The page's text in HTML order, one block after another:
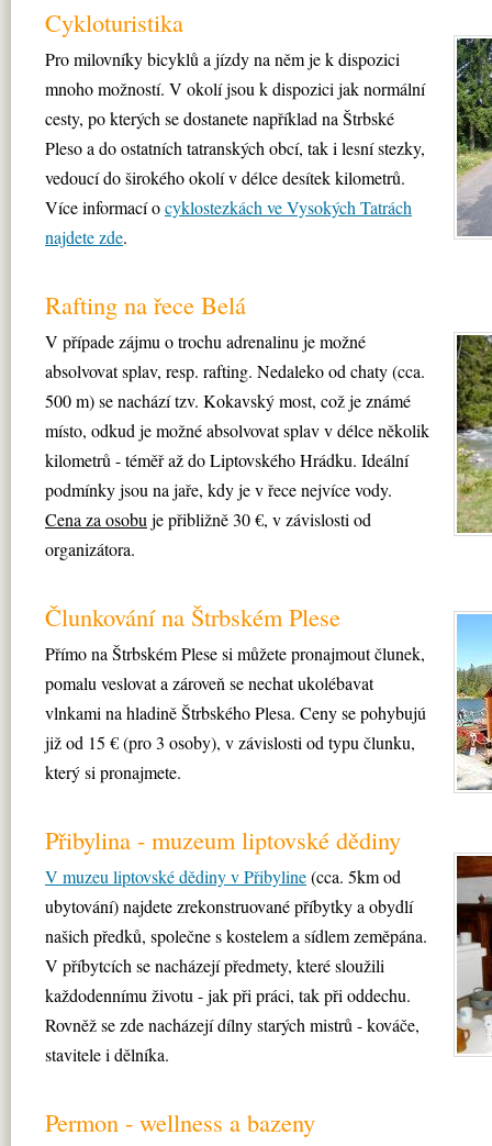
Cykloturistika
Pro milovníky bicyklů a jízdy na něm je k dispozici
mnoho možností. V okolí jsou k dispozici jak normální
cesty, po kterých se dostanete například na Štrbské
Pleso a do ostatních tatranských obcí, tak i lesní stezky,
vedoucí do širokého okolí v délce desítek kilometrů.
Více informací ocyklostezkách ve Vysokých Tatrách
najdete zde.
Rafting na řece Belá
V případe zájmu o trochu adrenalinu je možné
absolvovat splav, resp. rafting. Nedaleko od chaty (cca.
500 m) se nachází tzv. Kokavský most, což je známé
místo, odkud je možné absolvovat splav v délce několik
kilometrů - téměř až do Liptovského Hrádku. Ideální
podmínky jsou na jaře, kdy je v řece nejvíce vody.
Cena za osobu je přibližně 30 €, v závislosti od
organizátora.
Člunkování na Štrbském Plese
Přímo na Štrbském Plese si můžete pronajmout člunek,
pomalu veslovat a zároveň se nechat ukolébavat
vlnkami na hladině Štrbského Plesa. Ceny se pohybujú
již od 15 € (pro 3 osoby), v závislosti od typu člunku,
který si pronajmete.
Přibylina - muzeum liptovské dědiny
V muzeu liptovské dědiny v Přibyline(cca. 5km od
ubytování) najdete zrekonstruované příbytky a obydlí
našich předků, společne s kostelem a sídlem zeměpána.
V příbytcích se nacházejí předmety, které sloužili
každodennímu životu - jak při práci, tak při oddechu.
Rovněž se zde nacházejí dílny starých mistrů - kováče,
stavitele i dělníka.
Permon - wellness a bazeny